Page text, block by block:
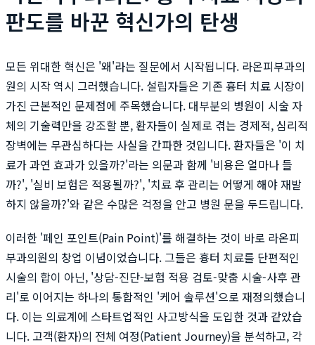
판도를 바꾼 혁신가의 탄생
모든 위대한 혁신은 '왜'라는 질문에서 시작됩니다. 라온피부과의
원의 시작 역시 그러했습니다. 설립자들은 기존 흉터 치료 시장이
가진 근본적인 문제점에 주목했습니다. 대부분의 병원이 시술 자
체의 기술력만을 강조할 뿐, 환자들이 실제로 겪는 경제적, 심리적
장벽에는 무관심하다는 사실을 간파한 것입니다. 환자들은 '이 치
료가 과연 효과가 있을까?'라는 의문과 함께 '비용은 얼마나 들
까?', '실비 보험은 적용될까?', '치료 후 관리는 어떻게 해야 재발
하지 않을까?'와 같은 수많은 걱정을 안고 병원 문을 두드립니다.
이러한 '페인 포인트(Pain Point)'를 해결하는 것이 바로 라온피
부과의원의 창업 이념이었습니다. 그들은 흉터 치료를 단편적인
시술의 합이 아닌, '상담-진단-보험 적용 검토-맞춤 시술-사후 관
리'로 이어지는 하나의 통합적인 '케어 솔루션'으로 재정의했습니
다. 이는 의료계에 스타트업적인 사고방식을 도입한 것과 같았습
니다. 고객(환자)의 전체 여정(Patient Journey)을 분석하고, 각